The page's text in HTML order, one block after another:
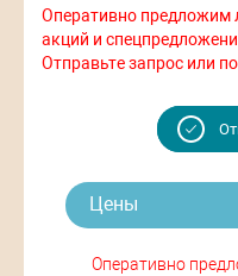
Оперативно предложим
акций и
Отправьте запрос или
Цены
Оперативно